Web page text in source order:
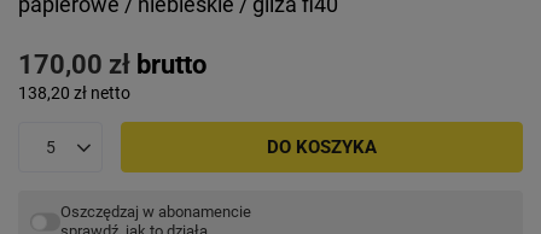
170,00 zł brutto
138,20 zł netto
DO KOSZYKA
Oszczędzaj w abonamencie